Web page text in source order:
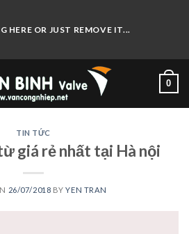
HERE OR JUST REMOVE IT...
0
TIN TỨC
giá rẻ nhất tại Hà nội
26/07/2018 BYYEN TRAN